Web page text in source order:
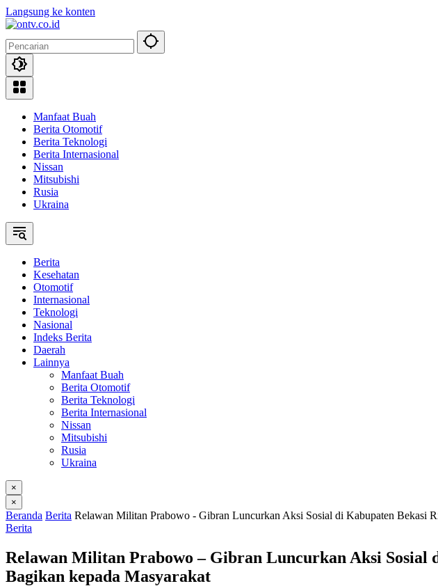
Langsung ke konten
Manfaat Buah
Berita Otomotif
Berita Teknologi
Berita Internasional
Nissan
Mitsubishi
Rusia
Ukraina
Berita
Kesehatan
Otomotif
Internasional
Teknologi
Nasional
Indeks Berita
Daerah
Lainnya
Manfaat Buah
Berita Otomotif
Berita Teknologi
Berita Internasional
Nissan
Mitsubishi
Rusia
Ukraina
×
×
Beranda Berita Relawan Militan Prabowo - Gibran Luncurkan Aksi Sosial di Kabupaten Bekasi
Berita
Relawan Militan Prabowo – Gibran Luncurkan Aksi Sosial
Bagikan kepada Masyarakat